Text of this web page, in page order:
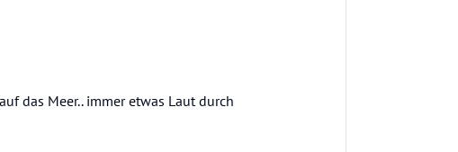
das Meer.. immer etwas Laut durch